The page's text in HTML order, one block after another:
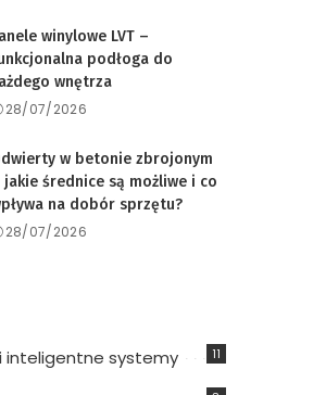
winylowe LVT –
podłoga do
wnętrza
28/07/2026
w betonie zbrojonym
jakie średnice są możliwe i co
na dobór sprzętu?
28/07/2026
inteligentne systemy 11